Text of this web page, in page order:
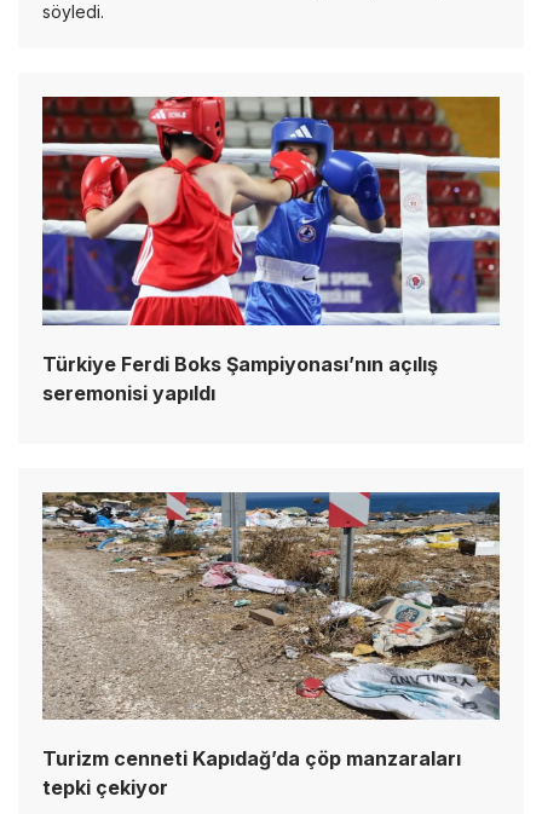
söyledi.
Türkiye Ferdi Boks Şampiyonası’nın açılış
seremonisi yapıldı
Turizm cenneti Kapıdağ’da çöp manzaraları
tepki çekiyor